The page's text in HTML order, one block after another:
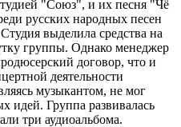
"Союз", и их песня "Чё
русских народных песен
выделила средства на
группы. Однако менеджер
договор, что и
деятельности
музыкантом, не мог
идей. Группа развивалась
три аудиоальбома.